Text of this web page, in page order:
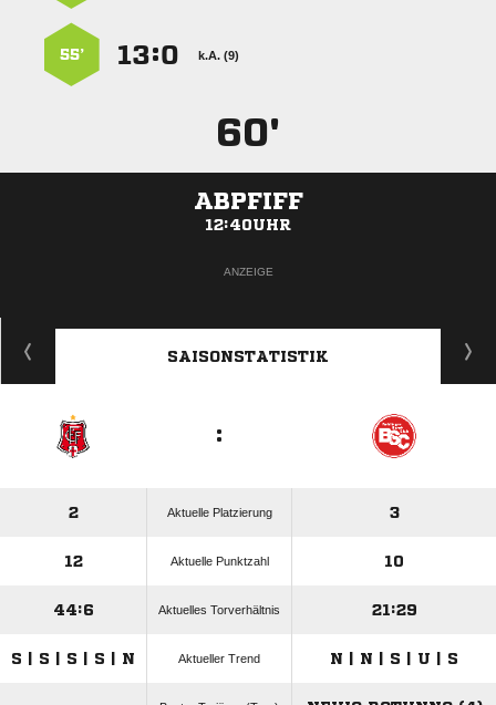
k.A. (9)
:
55’
60'
ABPFIFF
12:40UHR
ANZEIGE
SAISONSTATISTIK
:
2 Aktuelle Platzierung 3
12 Aktuelle Punktzahl 10
44:6 Aktuelles Torverhältnis 21:29
S | S | S | S | N Aktueller Trend N | N | S | U | S